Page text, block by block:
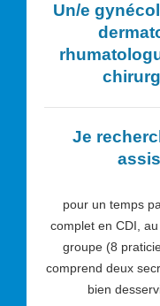
Un/e
Je
pour un temps
complet en CDI,
groupe (8
comprend deux
bien